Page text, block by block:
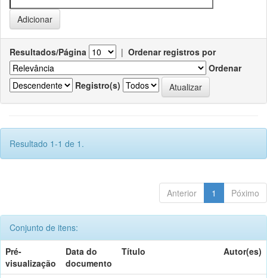
Resultados/Página | Ordenar registros por
Ordenar
Registro(s)
Resultado 1-1 de 1.
Anterior 1 Póximo
Conjunto de itens:
Pré-
visualização
Data do
documento
Título Autor(es)